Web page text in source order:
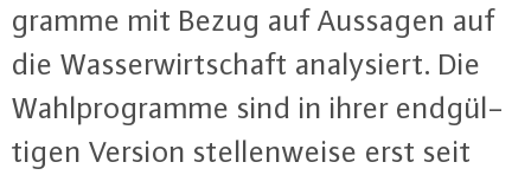
gram­me mit Bezug auf Aussagen auf
die Was­ser­wirt­schaft ana­ly­siert. Die
Wahl­pro­gram­me sind in ihrer end­gül­
ti­gen Version stel­len­wei­se erst seit